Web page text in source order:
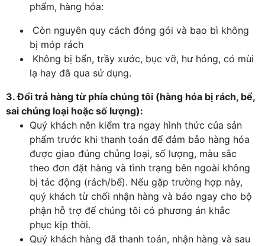
phẩm, hàng hóa:
Còn nguyên quy cách đóng gói và bao bì không
bị móp rách
Không bị bẩn, trầy xước, bục vỡ, hư hỏng, có mùi
lạ hay đã qua sử dụng.
3. Đổi trả hàng từ phía chúng tôi (hàng hóa bị rách, bể,
sai chủng loại hoặc số lượng):
Quý khách nên kiểm tra ngay hình thức của sản
phẩm trước khi thanh toán để đảm bảo hàng hóa
được giao đúng chủng loại, số lượng, màu sắc
theo đơn đặt hàng và tình trạng bên ngoài không
bị tác động (rách/bể). Nếu gặp trường hợp này,
quý khách từ chối nhận hàng và báo ngay cho bộ
phận hỗ trợ để chúng tôi có phương án khắc
phục kịp thời.
Quý khách hàng đã thanh toán, nhận hàng và sau